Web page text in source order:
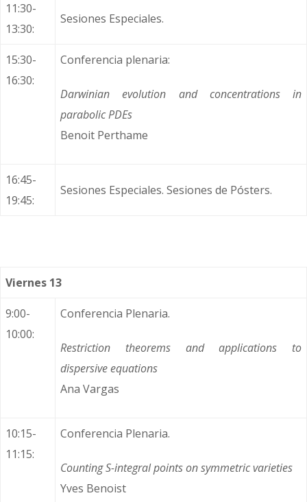
11:30-
13:30:
Sesiones Especiales.
15:30-
16:30:
Conferencia plenaria:
Darwinian evolution and concentrations in
parabolic PDEs
Benoit Perthame
16:45-
19:45:
Sesiones Especiales. Sesiones de Pósters.
Viernes 13
9:00-
10:00:
Conferencia Plenaria.
Restriction theorems and applications to
dispersive equations
Ana Vargas
10:15-
11:15:
Conferencia Plenaria.
Counting S-integral points on symmetric varieties
Yves Benoist